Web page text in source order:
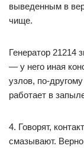
выведенным в
чище.
Генератор 21214
— у него иная
узлов, по-
работает в
4. Говорят,
смазывают.